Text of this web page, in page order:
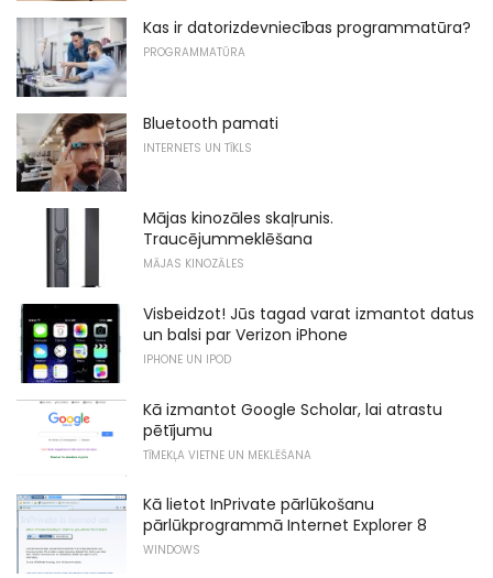
Kas ir datorizdevniecības programmatūra?
PROGRAMMATŪRA
Bluetooth pamati
INTERNETS UN TĪKLS
Mājas kinozāles skaļrunis.
Traucējummeklēšana
MĀJAS KINOZĀLES
Visbeidzot! Jūs tagad varat izmantot datus
un balsi par Verizon iPhone
IPHONE UN IPOD
Kā izmantot Google Scholar, lai atrastu
pētījumu
TĪMEKĻA VIETNE UN MEKLĒŠANA
Kā lietot InPrivate pārlūkošanu
pārlūkprogrammā Internet Explorer 8
WINDOWS